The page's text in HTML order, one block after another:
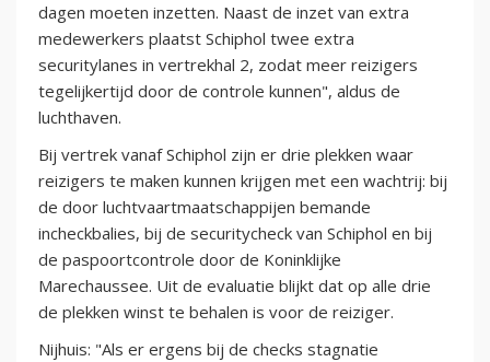
dagen moeten inzetten. Naast de inzet van extra
medewerkers plaatst Schiphol twee extra
securitylanes in vertrekhal 2, zodat meer reizigers
tegelijkertijd door de controle kunnen", aldus de
luchthaven.
Bij vertrek vanaf Schiphol zijn er drie plekken waar
reizigers te maken kunnen krijgen met een wachtrij: bij
de door luchtvaartmaatschappijen bemande
incheckbalies, bij de securitycheck van Schiphol en bij
de paspoortcontrole door de Koninklijke
Marechaussee. Uit de evaluatie blijkt dat op alle drie
de plekken winst te behalen is voor de reiziger.
Nijhuis: "Als er ergens bij de checks stagnatie